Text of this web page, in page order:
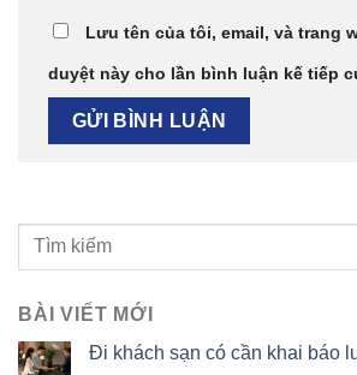
Lưu tên của tôi, email, và trang
duyệt này cho lần bình luận kế tiếp
BÀI VIẾT MỚI
Đi khách sạn có cần khai báo